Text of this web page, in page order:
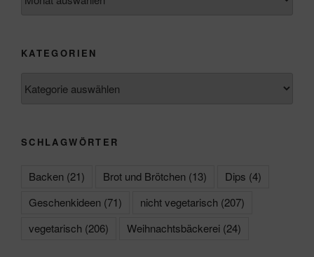
KATEGORIEN
SCHLAGWÖRTER
Backen (21) Brot und Brötchen (13) Dips (4)
Geschenkideen (71) nicht vegetarisch (207)
vegetarisch (206) Weihnachtsbäckerei (24)